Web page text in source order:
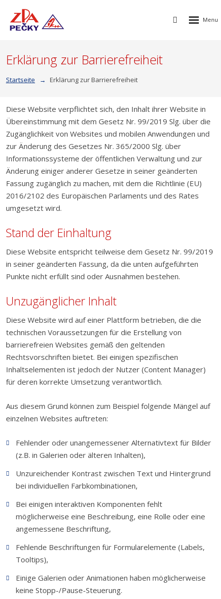
Vyhledávání
Rozbalení
Erklärung zur Barrierefreiheit
Startseite Erklärung zur Barrierefreiheit
Diese Website verpflichtet sich, den Inhalt ihrer Website in
Übereinstimmung mit dem Gesetz Nr. 99/2019 Slg. über die
Zugänglichkeit von Websites und mobilen Anwendungen und
zur Änderung des Gesetzes Nr. 365/2000 Slg. über
Informationssysteme der öffentlichen Verwaltung und zur
Änderung einiger anderer Gesetze in seiner geänderten
Fassung zugänglich zu machen, mit dem die Richtlinie (EU)
2016/2102 des Europäischen Parlaments und des Rates
umgesetzt wird.
Stand der Einhaltung
Diese Website entspricht teilweise dem Gesetz Nr. 99/2019
in seiner geänderten Fassung, da die unten aufgeführten
Punkte nicht erfüllt sind oder Ausnahmen bestehen.
Unzugänglicher Inhalt
Diese Website wird auf einer Plattform betrieben, die die
technischen Voraussetzungen für die Erstellung von
barrierefreien Websites gemäß den geltenden
Rechtsvorschriften bietet. Bei einigen spezifischen
Inhaltselementen ist jedoch der Nutzer (Content Manager)
für deren korrekte Umsetzung verantwortlich.
Aus diesem Grund können zum Beispiel folgende Mängel auf
einzelnen Websites auftreten:
Fehlender oder unangemessener Alternativtext für Bilder
(z.B. in Galerien oder älteren Inhalten),
Unzureichender Kontrast zwischen Text und Hintergrund
bei individuellen Farbkombinationen,
Bei einigen interaktiven Komponenten fehlt
möglicherweise eine Beschreibung, eine Rolle oder eine
angemessene Beschriftung,
Fehlende Beschriftungen für Formularelemente (Labels,
Tooltips),
Einige Galerien oder Animationen haben möglicherweise
keine Stopp-/Pause-Steuerung.